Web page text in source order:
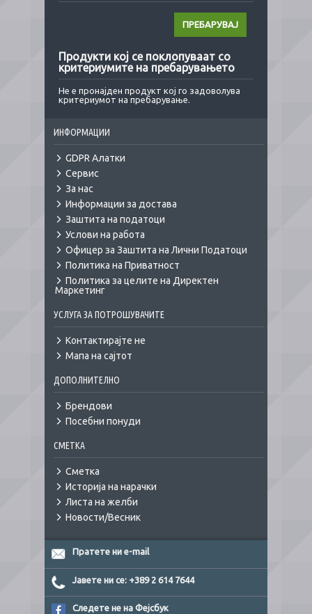
Продукти кој се поклопуваат со
критериумите на пребарувањето
Не е пронајден продукт кој го задоволува
критериумот на пребарување.
ИНФОРМАЦИИ
GDPR Алатки
Сервис
За нас
Информации за достава
Заштита на податоци
Услови на работа
Офицер за Заштита на Лични Податоци
Политика на Приватност
Политика за целите на Директен
Маркетинг
УСЛУГА ЗА ПОТРОШУВАЧИТЕ
Контактирајте не
Мапа на сајтот
ДОПОЛНИТЕЛНО
Брендови
Посебни понуди
СМЕТКА
Сметка
Историја на нарачки
Листа на желби
Новости/Весник
Пратете ни e-mail
Јавете ни се: +389 2 614 7644
Следете не на Фејсбук